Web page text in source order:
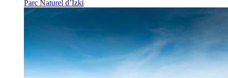
Parc Naturel d’Izki